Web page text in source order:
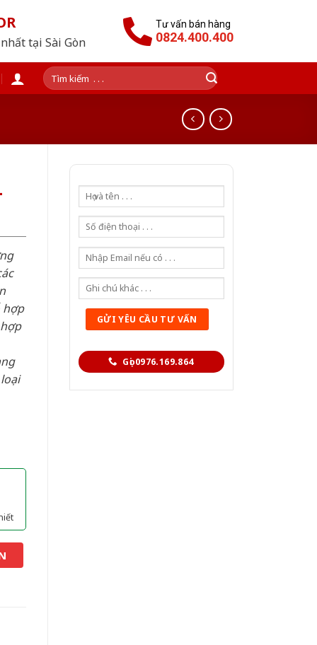
tại Sài Gòn
Tư vấn bán hàng
0824.400.400
Tìm
kiếm:
Gọi 0976.169.864
hợp